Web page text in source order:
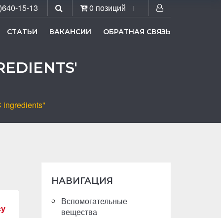
15-13 0 позиций
СТАТЬИ ВАКАНСИИ ОБРАТНАЯ СВЯЗЬ
ingredients"
НАВИГАЦИЯ
Вспомогательные
вещества